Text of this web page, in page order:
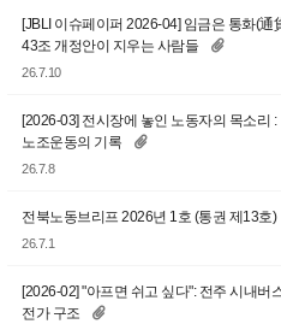
[JBLI 이슈페이퍼 2026-04] 임금은 통화(通
43조 개정안이 지우는 사람들
26.7.10
[2026-03] 전시장에 놓인 노동자의 목소리
노조운동의 기록
26.7.8
전북노동브리프 2026년 1호 (통권 제13호)
26.7.1
[2026-02] "아프면 쉬고 싶다": 전주 시내버
전가 구조